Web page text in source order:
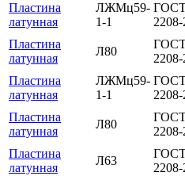
Пластина
латунная
ЛЖМц59-
1-1
Пластина
латунная
Л80
Пластина
латунная
ЛЖМц59-
1-1
Пластина
латунная
Л80
Пластина
латунная
Л63